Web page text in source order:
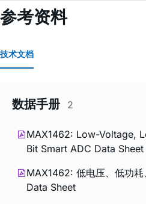
参考资料
技术文档
数据手册 2
MAX1462: Low-Voltage,
Bit Smart ADC Data Sheet
MAX1462: 低电压、低功
Data Sheet